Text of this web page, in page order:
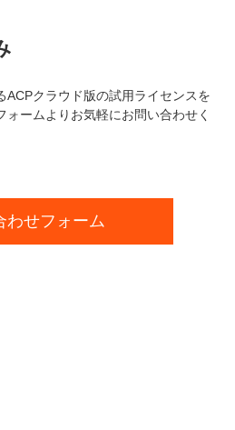
ACPクラウド版の試用ライセンスを
ォームよりお気軽にお問い合わせく
わせフォーム